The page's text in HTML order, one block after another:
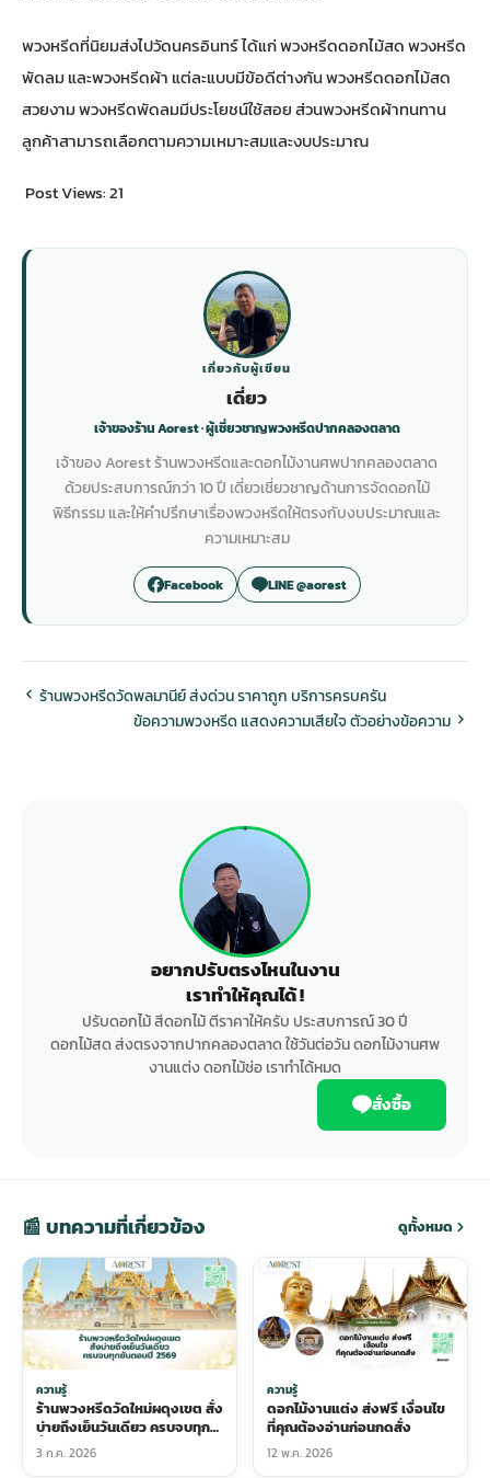
พวงหรีดที่นิยมส่งไปวัดนครอินทร์ ได้แก่ พวงหรีดดอกไม้สด พวงหรีด
พัดลม และพวงหรีดผ้า แต่ละแบบมีข้อดีต่างกัน พวงหรีดดอกไม้สด
สวยงาม พวงหรีดพัดลมมีประโยชน์ใช้สอย ส่วนพวงหรีดผ้าทนทาน
ลูกค้าสามารถเลือกตามความเหมาะสมและงบประมาณ
Post Views:21
เกี่ยวกับผู้เขียน
เดี่ยว
เจ้าของร้าน Aorest · ผู้เชี่ยวชาญพวงหรีดปากคลองตลาด
เจ้าของ Aorest ร้านพวงหรีดและดอกไม้งานศพปากคลองตลาด
ด้วยประสบการณ์กว่า 10 ปี เดี่ยวเชี่ยวชาญด้านการจัดดอกไม้
พิธีกรรม และให้คำปรึกษาเรื่องพวงหรีดให้ตรงกับงบประมาณและ
ความเหมาะสม
Facebook LINE @aorest
ร้านพวงหรีดวัดพลมานีย์ ส่งด่วน ราคาถูก บริการครบครัน
ข้อความพวงหรีด แสดงความเสียใจ ตัวอย่างข้อความ
อยากปรับตรงไหนในงาน
เราทำให้คุณได้ !
ปรับดอกไม้ สีดอกไม้ ตีราคาให้ครับ ประสบการณ์ 30 ปี
ดอกไม้สด ส่งตรงจากปากคลองตลาด ใช้วันต่อวัน ดอกไม้งานศพ
งานแต่ง ดอกไม้ช่อ เราทำได้หมด
สั่งซื้อ
📰 บทความที่เกี่ยวข้อง ดูทั้งหมด
ความรู้
ร้านพวงหรีดวัดใหม่ผดุงเขต สั่ง
บ่ายถึงเย็นวันเดียว ครบจบทุก
ขั้นตอนปี 2569
3 ก.ค. 2026
ความรู้
ดอกไม้งานแต่ง ส่งฟรี เงื่อนไข
ที่คุณต้องอ่านก่อนกดสั่ง
12 พ.ค. 2026